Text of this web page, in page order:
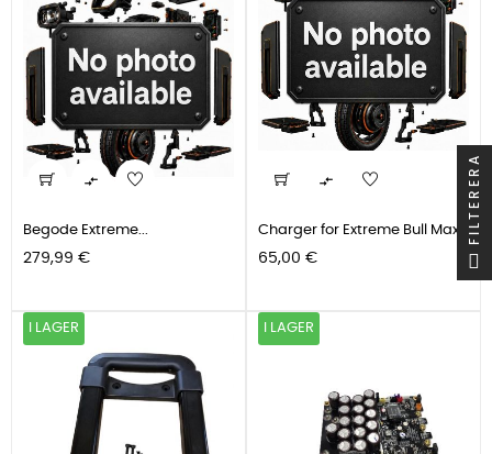

Begode Extreme...
Pris
279,99 €

Charger for Extreme Bull Max
Pris
65,00 €
I LAGER I LAGER
FILTERERA